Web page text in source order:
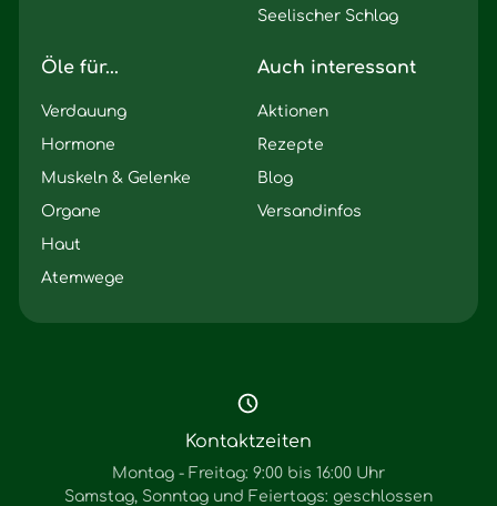
Seelischer Schlag
Öle für...
Verdauung
Hormone
Muskeln & Gelenke
Organe
Haut
Atemwege
Auch interessant
Aktionen
Rezepte
Blog
Versandinfos
Kontaktzeiten
Montag - Freitag: 9:00 bis 16:00 Uhr
Samstag, Sonntag und Feiertags: geschlossen